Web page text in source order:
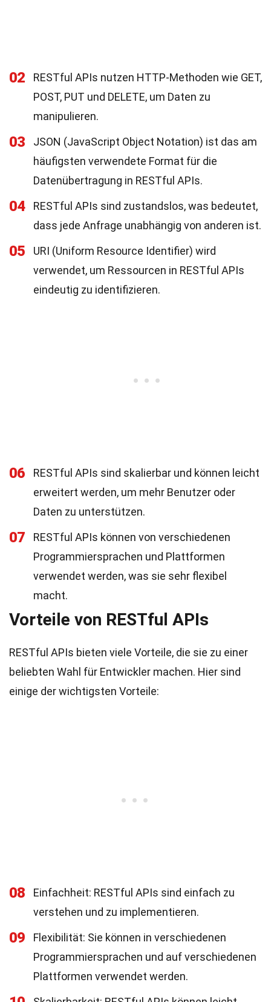
02
RESTful APIs nutzen HTTP-Methoden wie GET,
POST, PUT und DELETE, um Daten zu
manipulieren.
03
JSON (JavaScript Object Notation) ist das am
häufigsten verwendete Format für die
Datenübertragung in RESTful APIs.
04
RESTful APIs sind zustandslos, was bedeutet,
dass jede Anfrage unabhängig von anderen ist.
05
URI (Uniform Resource Identifier) wird
verwendet, um Ressourcen in RESTful APIs
eindeutig zu identifizieren.
06
RESTful APIs sind skalierbar und können leicht
erweitert werden, um mehr Benutzer oder
Daten zu unterstützen.
07
RESTful APIs können von verschiedenen
Programmiersprachen und Plattformen
verwendet werden, was sie sehr flexibel
macht.
Vorteile von RESTful APIs
RESTful APIs bieten viele Vorteile, die sie zu einer
beliebten Wahl für Entwickler machen. Hier sind
einige der wichtigsten Vorteile:
08
Einfachheit: RESTful APIs sind einfach zu
verstehen und zu implementieren.
09
Flexibilität: Sie können in verschiedenen
Programmiersprachen und auf verschiedenen
Plattformen verwendet werden.